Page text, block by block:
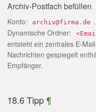
Archiv-Postfach befüllen
Konto: archiv@firma.de
Dynamische Ordner:
entsteht ein zentrales E-
Nachrichten gespiegelt
Empfänger.
18.6 Tipp ¶